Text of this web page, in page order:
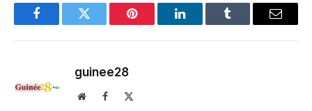
FacebookTwitter Pinterest LinkedInTumblr Email
guinee28
WebsiteFacebook